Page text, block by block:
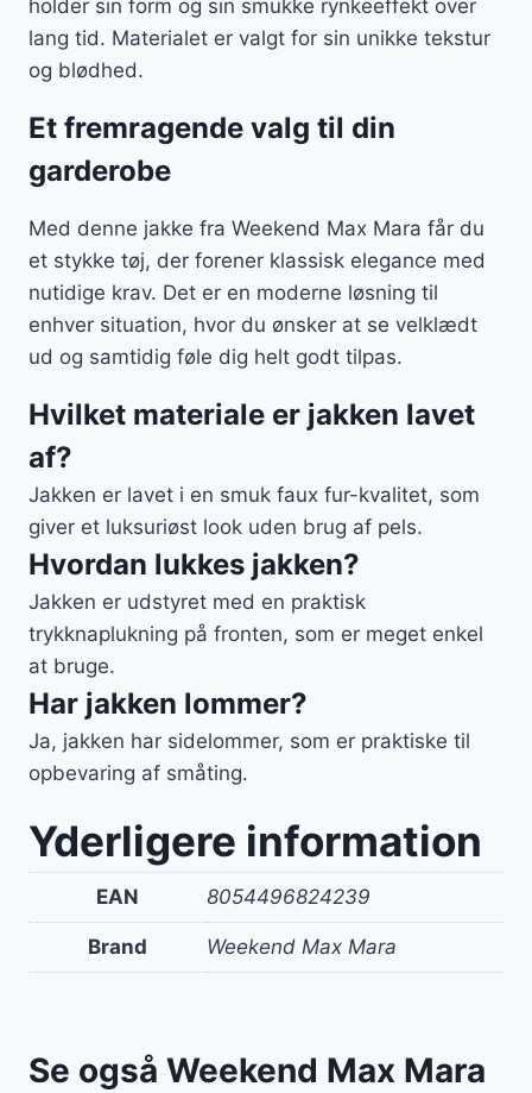
holder sin form og sin smukke rynkeeffekt over
lang tid. Materialet er valgt for sin unikke tekstur
og blødhed.
Et fremragende valg til din
garderobe
Med denne jakke fra Weekend Max Mara får du
et stykke tøj, der forener klassisk elegance med
nutidige krav. Det er en moderne løsning til
enhver situation, hvor du ønsker at se velklædt
ud og samtidig føle dig helt godt tilpas.
Hvilket materiale er jakken lavet
af?
Jakken er lavet i en smuk faux fur-kvalitet, som
giver et luksuriøst look uden brug af pels.
Hvordan lukkes jakken?
Jakken er udstyret med en praktisk
trykknaplukning på fronten, som er meget enkel
at bruge.
Har jakken lommer?
Ja, jakken har sidelommer, som er praktiske til
opbevaring af småting.
Yderligere information
EAN 8054496824239
Brand Weekend Max Mara
Se også Weekend Max Mara